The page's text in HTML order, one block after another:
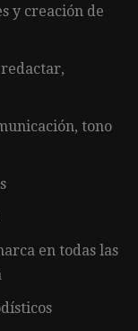
y creación de
tono
en todas las